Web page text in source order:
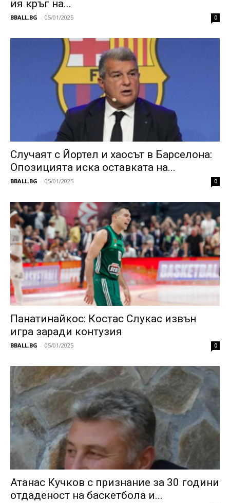
ия кръг на...
BBALL.BG - 05/01/2025 0
Случаят с Йортел и хаосът в Барселона:
Опозицията иска оставката на...
BBALL.BG - 05/01/2025 0
Панатинайкос: Костас Слукас извън
игра заради контузия
BBALL.BG - 05/01/2025 0
Атанас Кучков с признание за 30 години
отдаденост на баскетбола и...